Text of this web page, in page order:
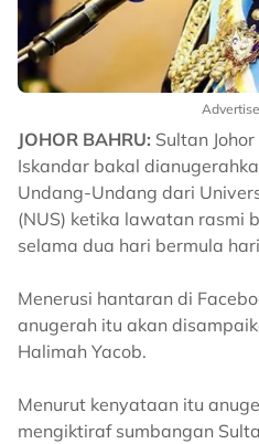
JOHOR BAHRU: Sultan
Iskandar bakal
Undang-Undang dari
(NUS) ketika lawatan rasmi
selama dua hari bermula
Menerusi hantaran di
anugerah itu akan
Halimah Yacob.
Menurut kenyataan itu
mengiktiraf sumbangan